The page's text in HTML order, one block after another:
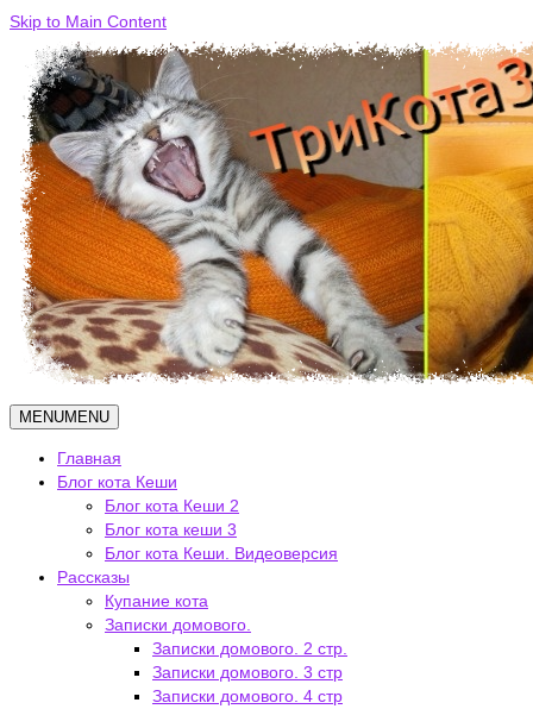
Skip to Main Content
MENUMENU
Главная
Блог кота Кеши
Блог кота Кеши 2
Блог кота кеши 3
Блог кота Кеши. Видеоверсия
Рассказы
Купание кота
Записки домового.
Записки домового. 2 стр.
Записки домового. 3 стр
Записки домового. 4 стр